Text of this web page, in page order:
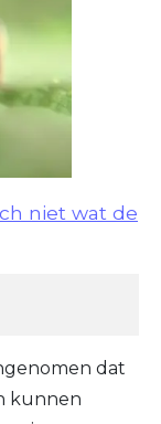
niet wat de
dat
kunnen